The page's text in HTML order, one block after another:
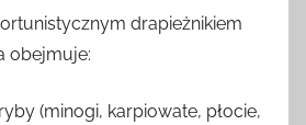
drapieżnikiem
obejmuje:
(minogi, karpiowate, płocie,